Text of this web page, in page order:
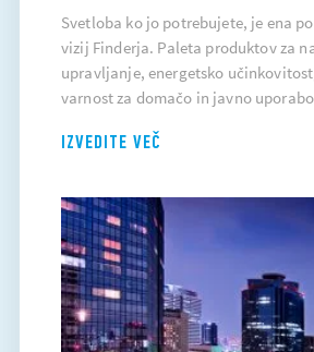
Svetloba ko jo potrebujete, je ena
vizij Finderja. Paleta produktov za
upravljanje, energetsko
varnost za domačo in javno
IZVEDITE VEČ